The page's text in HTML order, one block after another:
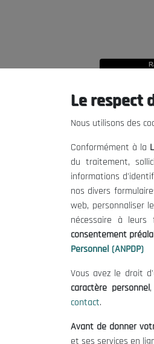
Le CNESE
Le président
Le respect
Nous utilisons des
Conformément à la
du traitement,
informations
nos divers
web, personnaliser
nécessaire à
consentement
Personnel (ANPDP)
Vous avez le droit d'
caractère personnel
contact.
Avant de donner
et ses services en